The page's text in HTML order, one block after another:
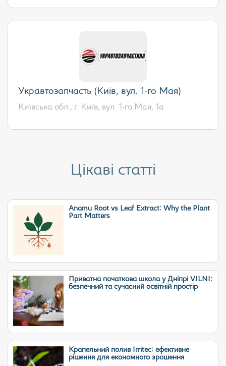
Укравтозапчасть (Київ, вул. 1-го Мая)
Київська обл., г. Київ, вул. 1-го Мая, 1а
Цікаві статті
Anamu Root vs Leaf Extract: Why the Plant
Part Matters
Приватна початкова школа у Дніпрі VILNI:
безпечний та сучасний освітній простір
Крапельний полив Irritec: ефективне
рішення для економного зрошення